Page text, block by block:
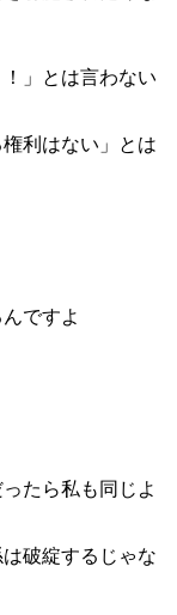
」とは言わない
利はない」とは
ですよ
たら私も同じよ
破綻するじゃな